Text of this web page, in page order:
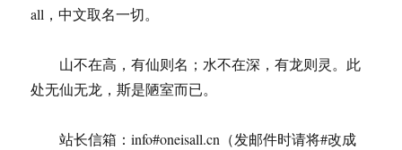
all，中文取名一切。
山不在高，有仙则名；水不在深，有龙则灵。此
处无仙无龙，斯是陋室而已。
站长信箱：info#oneisall.cn（发邮件时请将#改成